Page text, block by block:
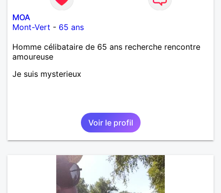
MOA
Mont-Vert - 65 ans
Homme célibataire de 65 ans recherche rencontre
amoureuse
Je suis mysterieux
Voir le profil